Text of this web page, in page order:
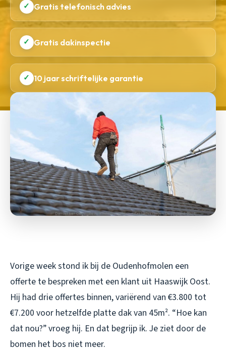
✓ Gratis telefonisch advies
✓ Gratis dakinspectie
✓ 10 jaar schriftelijke garantie
Vorige week stond ik bij de Oudenhofmolen een
offerte te bespreken met een klant uit Haaswijk Oost.
Hij had drie offertes binnen, variërend van €3.800 tot
€7.200 voor hetzelfde platte dak van 45m². “Hoe kan
dat nou?” vroeg hij. En dat begrijp ik. Je ziet door de
bomen het bos niet meer.